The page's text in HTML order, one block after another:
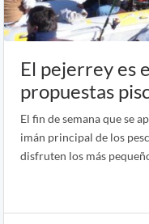
El pejerrey es
propuestas
El fin de semana que se
imán principal de los
disfruten los más